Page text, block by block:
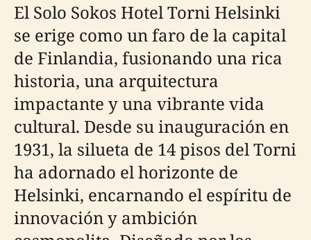
El Solo Sokos Hotel Torni Helsinki
se erige como un faro de la capital
de Finlandia, fusionando una rica
historia, una arquitectura
impactante y una vibrante vida
cultural. Desde su inauguración en
1931, la silueta de 14 pisos del Torni
ha adornado el horizonte de
Helsinki, encarnando el espíritu de
innovación y ambición